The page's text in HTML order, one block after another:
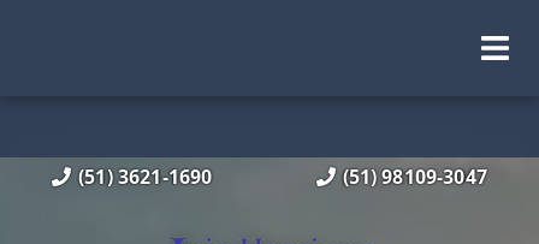
(51) 3621-1690 (51) 98109-3047